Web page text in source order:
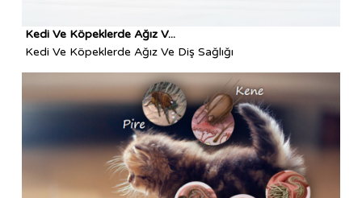
Kedi Ve Köpeklerde Ağız V...
Kedi Ve Köpeklerde Ağız Ve Diş Sağlığı